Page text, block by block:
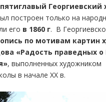
пятиглавый Георгиевский
построен только на
его в 1860 г. В
по мотивам картин
«Радость праведных о
, выполненных художником
в начале XX в.